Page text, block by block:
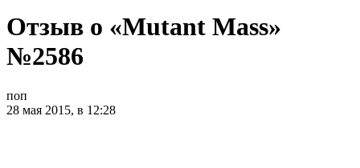
Отзыв о «Mutant Mass»
№2586
поп
28 мая 2015, в 12:28